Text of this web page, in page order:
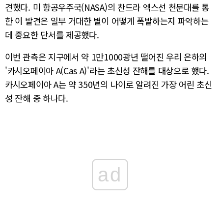
견했다. 미 항공우주국(NASA)의 찬드라 엑스선 천문대를 통
한 이 발견은 일부 거대한 별이 어떻게 폭발하는지 파악하는
데 중요한 단서를 제공했다.
이번 관측은 지구에서 약 1만1000광년 떨어진 우리 은하의
'카시오페이아 A(Cas A)'라는 초신성 잔해를 대상으로 했다.
카시오페이아 A는 약 350년의 나이로 알려진 가장 어린 초신
성 잔해 중 하나다.
ad